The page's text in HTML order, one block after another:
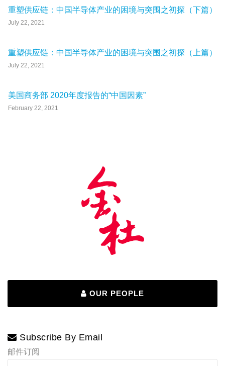
重塑供应链：中国半导体产业的困境与突围之初探（下篇）
July 22, 2021
重塑供应链：中国半导体产业的困境与突围之初探（上篇）
July 22, 2021
美国商务部 2020年度报告的“中国因素”
February 22, 2021
OUR PEOPLE
Subscribe By Email
邮件订阅